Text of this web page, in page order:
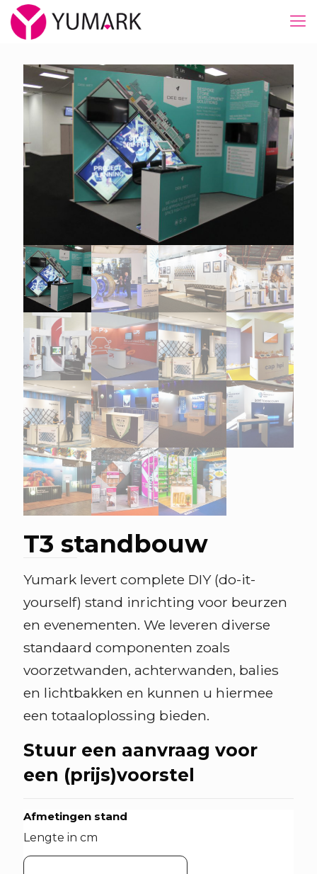
T3 standbouw
Yumark levert complete DIY (do-it-
yourself) stand inrichting voor beurzen
en evenementen. We leveren diverse
standaard componenten zoals
voorzetwanden, achterwanden, balies
en lichtbakken en kunnen u hiermee
een totaaloplossing bieden.
Stuur een aanvraag voor
een (prijs)voorstel
Afmetingen stand
Lengte in cm